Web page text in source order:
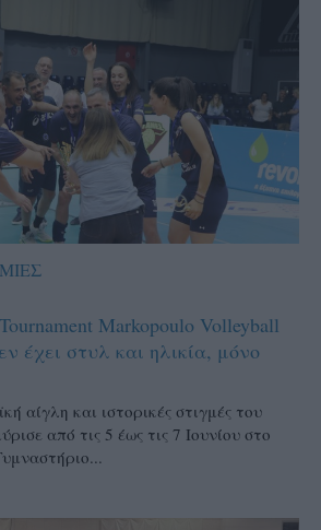
Markopoulo Volleyball
έχει στυλ και ηλικία, μόνο
αίγλη και ιστορικές στιγμές του
από τις 5 έως τις 7 Ιουνίου στο